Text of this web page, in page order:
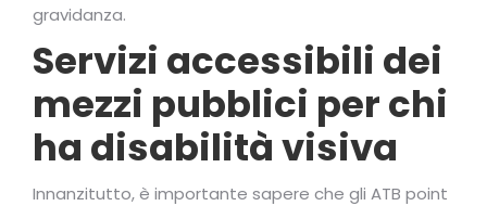
gravidanza.
Servizi accessibili dei
mezzi pubblici per chi
ha disabilità visiva
Innanzitutto, è importante sapere che gli ATB point